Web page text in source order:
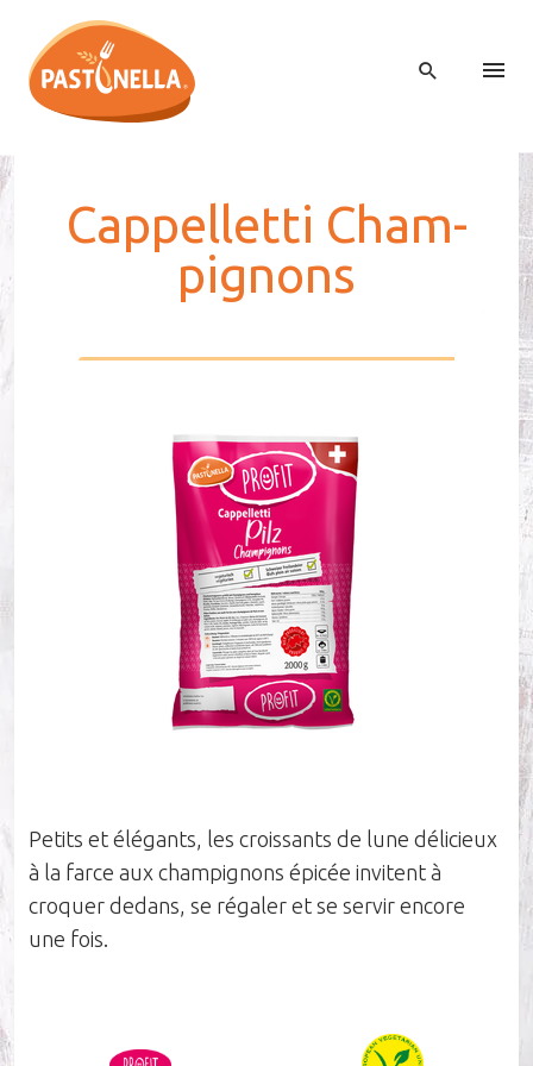
Société
Carrières
Cap­pel­letti Cham­
pi­gnons
Petits et élégants, les croissants de lune délicieux
à la farce aux champignons épicée invitent à
croquer dedans, se régaler et se servir encore
une fois.